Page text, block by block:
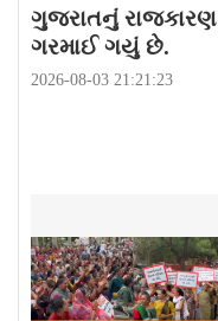
ગુજરાતનું રાજકારણ
ગરમાઈ ગયું છે.
2026-08-03 21:21:23